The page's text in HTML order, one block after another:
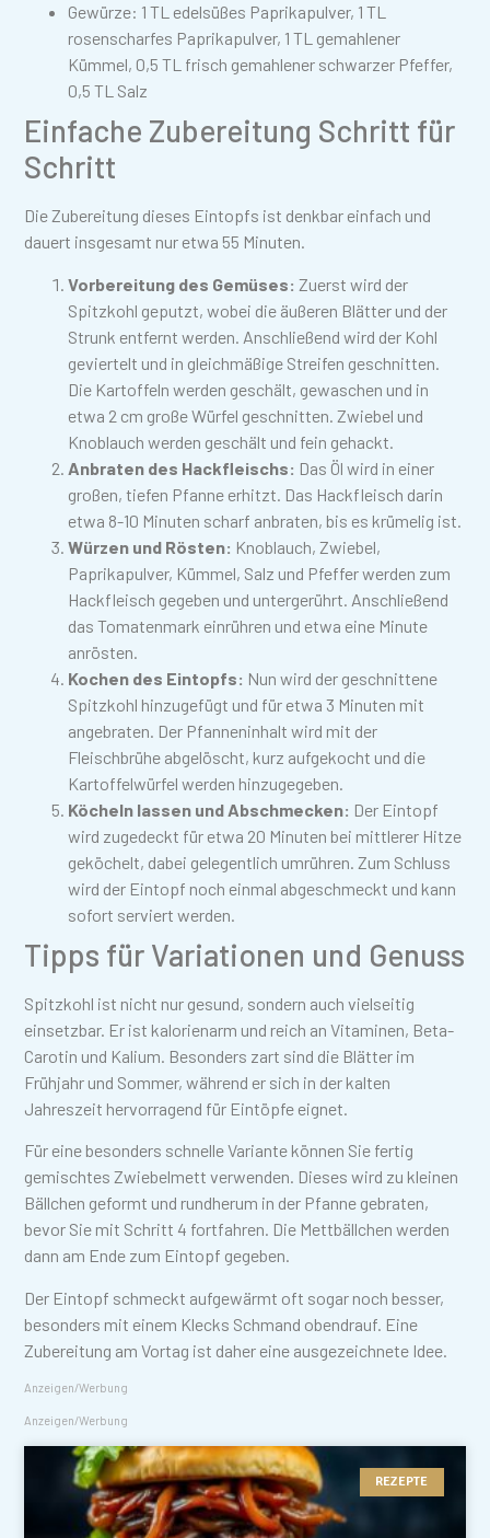
Gewürze: 1 TL edelsüßes Paprikapulver, 1 TL
rosenscharfes Paprikapulver, 1 TL gemahlener
Kümmel, 0,5 TL frisch gemahlener schwarzer Pfeffer,
0,5 TL Salz
Einfache Zubereitung Schritt für
Schritt
Die Zubereitung dieses Eintopfs ist denkbar einfach und
dauert insgesamt nur etwa 55 Minuten.
Vorbereitung des Gemüses: Zuerst wird der
Spitzkohl geputzt, wobei die äußeren Blätter und der
Strunk entfernt werden. Anschließend wird der Kohl
geviertelt und in gleichmäßige Streifen geschnitten.
Die Kartoffeln werden geschält, gewaschen und in
etwa 2 cm große Würfel geschnitten. Zwiebel und
Knoblauch werden geschält und fein gehackt.
Anbraten des Hackfleischs: Das Öl wird in einer
großen, tiefen Pfanne erhitzt. Das Hackfleisch darin
etwa 8-10 Minuten scharf anbraten, bis es krümelig ist.
Würzen und Rösten: Knoblauch, Zwiebel,
Paprikapulver, Kümmel, Salz und Pfeffer werden zum
Hackfleisch gegeben und untergerührt. Anschließend
das Tomatenmark einrühren und etwa eine Minute
anrösten.
Kochen des Eintopfs: Nun wird der geschnittene
Spitzkohl hinzugefügt und für etwa 3 Minuten mit
angebraten. Der Pfanneninhalt wird mit der
Fleischbrühe abgelöscht, kurz aufgekocht und die
Kartoffelwürfel werden hinzugegeben.
Köcheln lassen und Abschmecken: Der Eintopf
wird zugedeckt für etwa 20 Minuten bei mittlerer Hitze
geköchelt, dabei gelegentlich umrühren. Zum Schluss
wird der Eintopf noch einmal abgeschmeckt und kann
sofort serviert werden.
Tipps für Variationen und Genuss
Spitzkohl ist nicht nur gesund, sondern auch vielseitig
einsetzbar. Er ist kalorienarm und reich an Vitaminen, Beta-
Carotin und Kalium. Besonders zart sind die Blätter im
Frühjahr und Sommer, während er sich in der kalten
Jahreszeit hervorragend für Eintöpfe eignet.
Für eine besonders schnelle Variante können Sie fertig
gemischtes Zwiebelmett verwenden. Dieses wird zu kleinen
Bällchen geformt und rundherum in der Pfanne gebraten,
bevor Sie mit Schritt 4 fortfahren. Die Mettbällchen werden
dann am Ende zum Eintopf gegeben.
Der Eintopf schmeckt aufgewärmt oft sogar noch besser,
besonders mit einem Klecks Schmand obendrauf. Eine
Zubereitung am Vortag ist daher eine ausgezeichnete Idee.
Anzeigen/Werbung
Anzeigen/Werbung
REZEPTE